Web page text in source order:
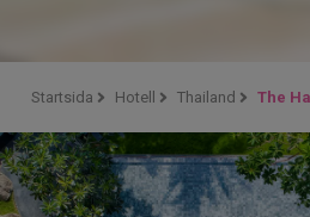
Startsida Hotell Thailand The